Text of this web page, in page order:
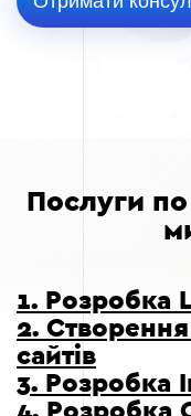
Послуги по
1. Розробка
2.
сайтів
3. Розробка